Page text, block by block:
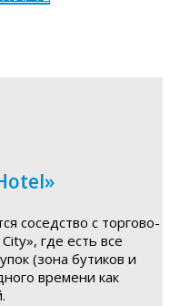
соседство с торгово-
где есть все
(зона бутиков и
времени как